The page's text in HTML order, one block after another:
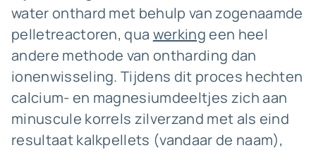
water onthard met behulp van zogenaamde
pelletreactoren, qua werkingeen heel
andere methode van ontharding dan
ionenwisseling. Tijdens dit proces hechten
calcium- en magnesiumdeeltjes zich aan
minuscule korrels zilverzand met als eind
resultaat kalkpellets (vandaar de naam),